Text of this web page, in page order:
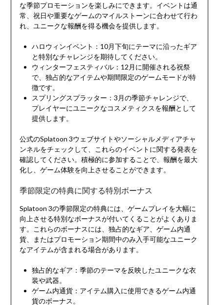
な季節プロモーションを楽しみにできます。イベントは通
常、祝日や重要なゲームのマイルストーンに合わせて行わ
れ、ユニークな報酬を得る機会を提供します。
ハロウィンイベント：10月下旬にテーマに沿ったギア
と特別なチャレンジを期待してください。
ウィンターフェスティバル：12月に開催される祝祭
で、独占的なアイテムや期間限定のゲームモードが特
徴です。
スプリングスプラッター：3月の季節チャレンジで、
プレイヤーにユニークなコスメティクスを報酬として
提供します。
公式のSplatoon 3ウェブサイトやソーシャルメディアチャ
ンネルをチェックして、これらのイベントに関する発表を
確認してください。積極的に参加することで、報酬を最大
化し、ゲーム体験を向上させることができます。
季節限定の特典に関する特別ボーナス
Splatoon 3の季節限定の特典には、ゲームプレイを大幅に
向上させる特別なボーナスが付いてくることがよくありま
す。これらのボーナスには、独占的なギア、ゲーム内通
貨、またはプロモーション期間中のみ入手可能なユニーク
なアイテムが含まれる場合があります。
独占的なギア：季節のテーマを反映したユニークな衣
装や武器。
ゲーム内通貨：アイテム購入に使用できるゲーム内通
貨のボーナス。